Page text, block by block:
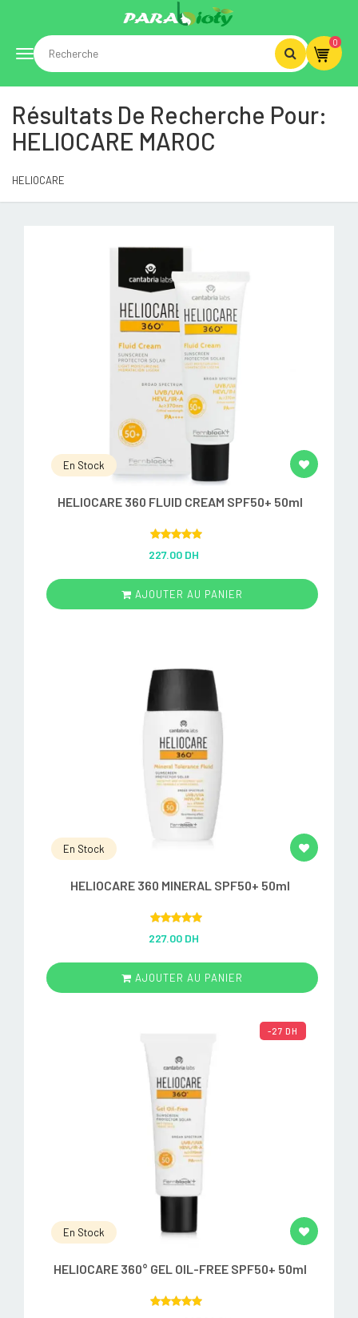
Toggle
navigation
0
Résultats De Recherche Pour:
HELIOCARE MAROC
HELIOCARE
En Stock
HELIOCARE 360 FLUID CREAM SPF50+ 50ml
out of 5
227.00 DH
AJOUTER AU PANIER
En Stock
HELIOCARE 360 MINERAL SPF50+ 50ml
out of 5
227.00 DH
AJOUTER AU PANIER
-27 DH
En Stock
HELIOCARE 360° GEL OIL-FREE SPF50+ 50ml